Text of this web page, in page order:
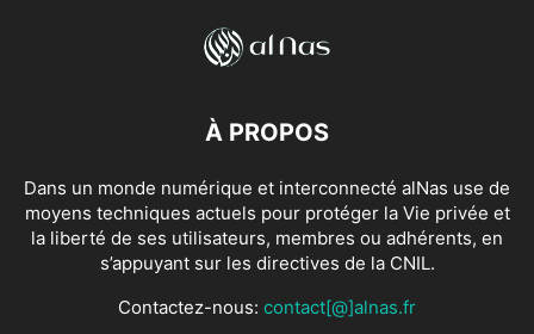
À PROPOS
Dans un monde numérique et interconnecté alNas use de
moyens techniques actuels pour protéger la Vie privée et
la liberté de ses utilisateurs, membres ou adhérents, en
s’appuyant sur les directives de la CNIL.
Contactez-nous: contact[@]alnas.fr